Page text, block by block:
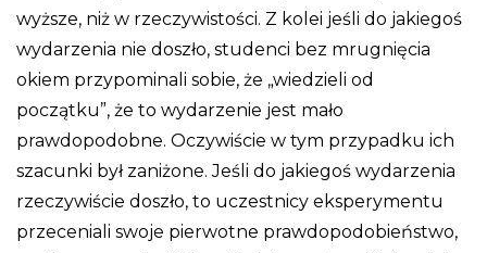
wyższe, niż w rzeczywistości. Z kolei jeśli do jakiegoś
wydarzenia nie doszło, studenci bez mrugnięcia
okiem przypominali sobie, że „wiedzieli od
początku”, że to wydarzenie jest mało
prawdopodobne. Oczywiście w tym przypadku ich
szacunki był zaniżone. Jeśli do jakiegoś wydarzenia
rzeczywiście doszło, to uczestnicy eksperymentu
przeceniali swoje pierwotne prawdopodobieństwo,